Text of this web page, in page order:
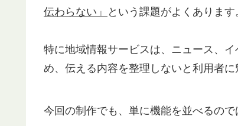
伝わらない」
という課題がよくあります
特に地域情報サービスは、ニュース、
め、伝える内容を整理しないと利用者に
今回の制作でも、単に機能を並べるので